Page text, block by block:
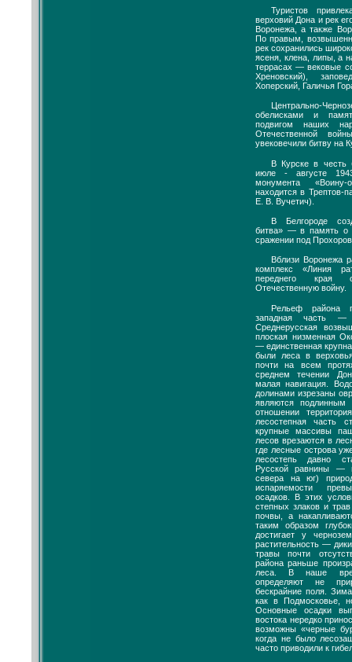
Туристов
верховий Дона и рек
Воронежа, а также
По правым,
рек сохранились
ясеня, клена, липы, а
террасах — вековые
Хреновский),
Хоперский, Галичья
Центрально-
обелисками и
подвигом наших
Отечественной
увековечили битву на
В Курске в честь
июле - августе
монумента «Воину-
находится в Трептов-
Е. В. Вучетич).
В Белгороде
битва» — в память о
сражении под
Вблизи Воронежа
комплекс «Линия
переднего края
Отечественную войну.
Рельеф района
западная часть —
Среднерусская
плоская низменная
— единственная
были леса в
почти на всем
среднем течении
малая навигация.
долинами изрезаны
являются подлинным
отношении
лесостепная часть
крупные массивы
лесов врезаются в
где лесные острова
лесостепь давно
Русской равнины —
севера на юг)
испаряемости
осадков. В этих
степных злаков и
почвы, а
таким образом
достигает у
растительность —
травы почти
района раньше
леса. В наше
определяют не
бескрайние поля.
как в Подмосковье,
Основные осадки
востока нередко
возможны «черные
когда не было
часто приводили к